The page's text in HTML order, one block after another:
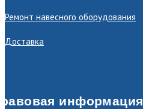
Ремонт навесного оборудования
Доставка
информация